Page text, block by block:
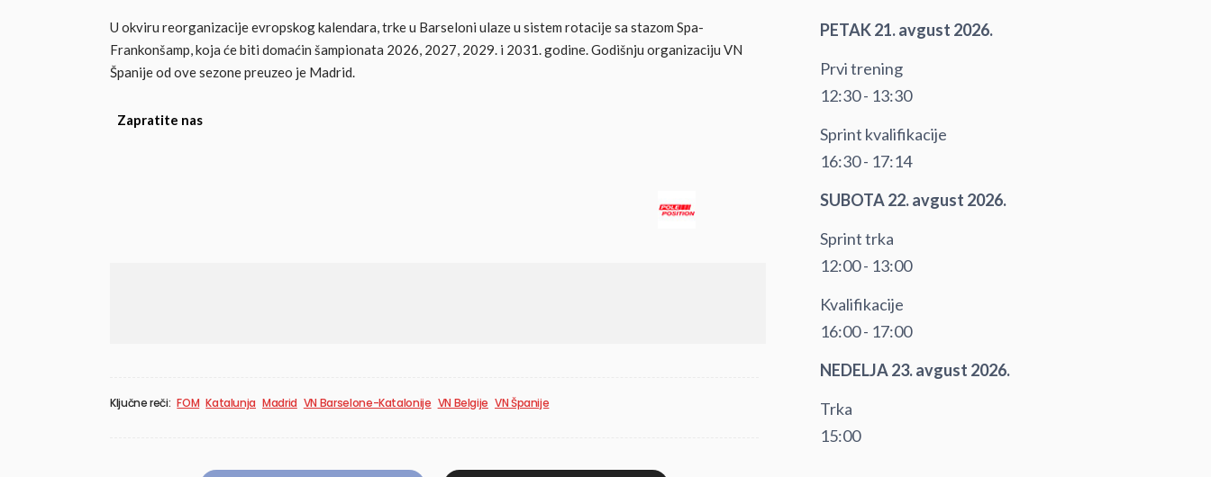
U okviru reorganizacije evropskog kalendara, trke u Barseloni ulaze u sistem rotacije sa stazom Spa-
Frankonšamp, koja će biti domaćin šampionata 2026, 2027, 2029. i 2031. godine. Godišnju organizaciju VN
Španije od ove sezone preuzeo je Madrid.
Zapratite nas
Ključne reči: FOM Katalunja Madrid VN Barselone-Katalonije VN Belgije VN Španije
PETAK 21. avgust 2026.
Prvi trening
12:30 - 13:30
Sprint kvalifikacije
16:30 - 17:14
SUBOTA 22. avgust 2026.
Sprint trka
12:00 - 13:00
Kvalifikacije
16:00 - 17:00
NEDELJA 23. avgust 2026.
Trka
15:00